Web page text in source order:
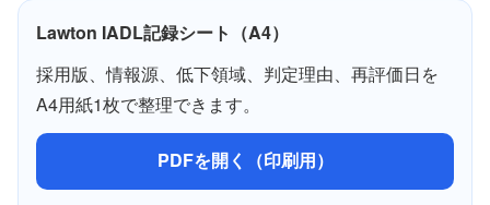
Lawton IADL記録シート（A4）
採用版、情報源、低下領域、判定理由、再評価日を
A4用紙1枚で整理できます。
PDFを開く（印刷用）